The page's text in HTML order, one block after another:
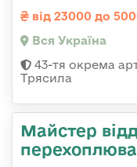
від 23000 до
Вся Україна
43-тя окрема
Трясила
Майстер